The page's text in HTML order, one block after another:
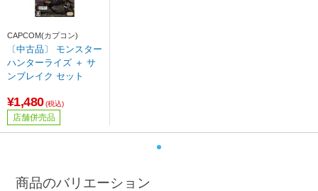
CAPCOM(カプコン)
〔中古品〕 モンスター
ハンターライズ ＋ サ
ンブレイク セット
¥1,480 (税込)
店舗併売品
商品のバリエーション